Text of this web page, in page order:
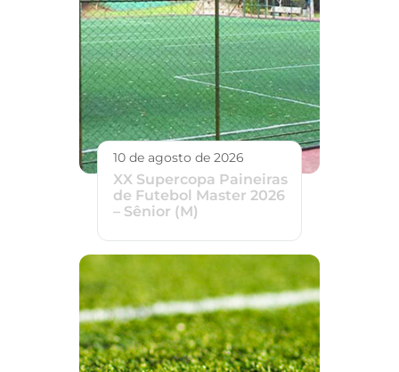
10 de agosto de 2026
XX Supercopa Paineiras
de Futebol Master 2026
– Sênior (M)